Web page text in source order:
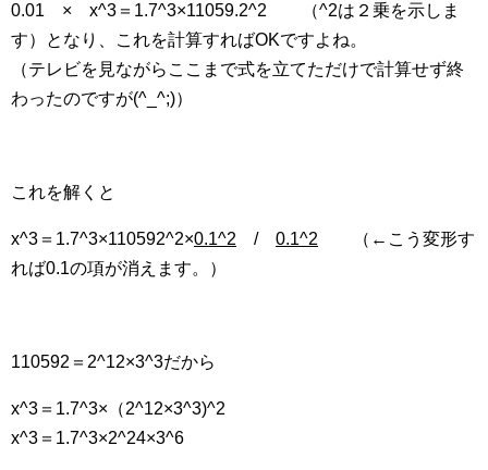
0.01 × x^3＝1.7^3×11059.2^2 （^2は２乗を示しま
す）となり、これを計算すればOKですよね。
（テレビを見ながらここまで式を立てただけで計算せず終
わったのですが(^_^;)）
これを解くと
x^3＝1.7^3×110592^2×0.1^2 / 0.1^2 （←こう変形す
れば0.1の項が消えます。）
110592＝2^12×3^3だから
x^3＝1.7^3×（2^12×3^3)^2
x^3＝1.7^3×2^24×3^6